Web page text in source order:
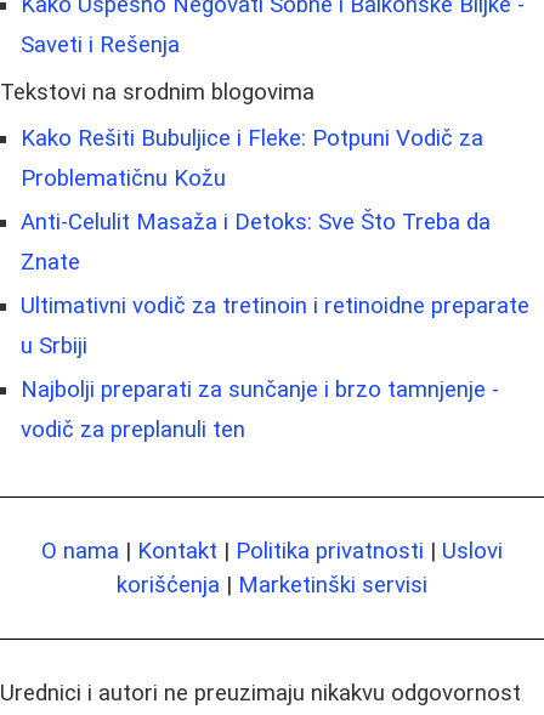
Saveti i Rešenja
Tekstovi na srodnim blogovima
Kako Rešiti Bubuljice i Fleke: Potpuni Vodič za
Problematičnu Kožu
Anti-Celulit Masaža i Detoks: Sve Što Treba da
Znate
Ultimativni vodič za tretinoin i retinoidne preparate
u Srbiji
Najbolji preparati za sunčanje i brzo tamnjenje -
vodič za preplanuli ten
O nama | Kontakt | Politika privatnosti | Uslovi
korišćenja | Marketinški servisi
Urednici i autori ne preuzimaju nikakvu odgovornost